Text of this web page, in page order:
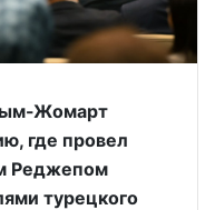
Жомарт
где провел
Реджепом
турецкого